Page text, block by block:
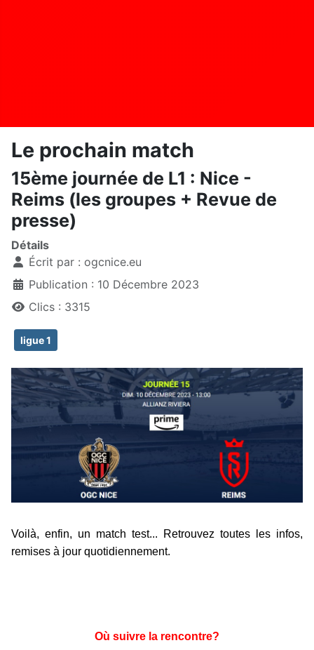
Le prochain match
15ème journée de L1 : Nice -
Reims (les groupes + Revue de
presse)
Détails
Écrit par : ogcnice.eu
Publication : 10 Décembre 2023
Clics : 3315
ligue 1
Voilà, enfin, un match test... Retrouvez toutes les infos,
remises à jour quotidiennement.
Où suivre la rencontre?